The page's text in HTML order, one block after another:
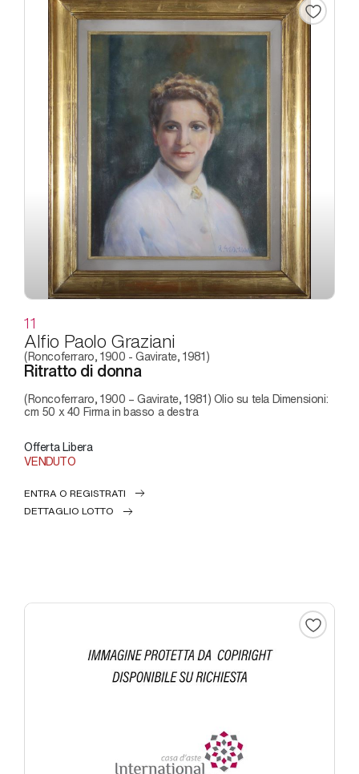
11
Alfio Paolo Graziani
(Roncoferraro, 1900 - Gavirate, 1981)
Ritratto di donna
(Roncoferraro, 1900 – Gavirate, 1981) Olio su tela Dimensioni:
cm 50 x 40 Firma in basso a destra
Offerta Libera
VENDUTO
ENTRA O REGISTRATI
DETTAGLIO LOTTO